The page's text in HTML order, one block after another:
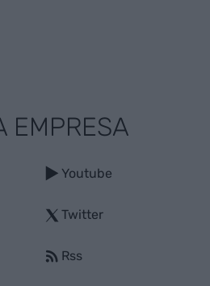
EMPRESA
Youtube
Twitter
Rss